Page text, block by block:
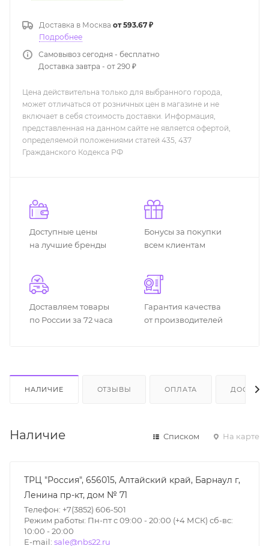
Доставка в Москва от 593.67 ₽
Подробнее
Самовывоз сегодня - бесплатно
Доставка завтра - от 290 ₽
Цена действительна только для выбранного города,
может отличаться от розничных цен в магазине и не
включает в себя стоимость доставки. Информация,
представленная на данном сайте не является офертой,
определяемой положениями статей 435, 437
Гражданского Кодекса РФ
Доступные цены
на лучшие бренды
Бонусы за покупки
всем клиентам
Доставляем товары
по России за 72 часа
Гарантия качества
от производителей
НАЛИЧИЕ ОТЗЫВЫ ОПЛАТА
Наличие Списком На карте
ТРЦ "Россия", 656015, Алтайский край, Барнаул г,
Ленина пр-кт, дом № 71
Телефон: +7(3852) 606-501
Режим работы: Пн-пт с 09:00 - 20:00 (+4 МСК) сб-вс:
10:00 - 20:00
E-mail: sale@nbs22.ru